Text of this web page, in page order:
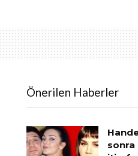
Önerilen Haberler
sonra